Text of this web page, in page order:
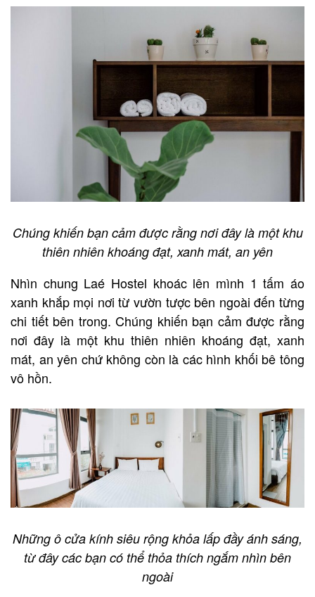
Chúng khiến bạn cảm được rằng nơi đây là một khu
thiên nhiên khoáng đạt, xanh mát, an yên
Nhìn chung Laé Hostel khoác lên mình 1 tấm áo
xanh khắp mọi nơi từ vườn tược bên ngoài đến từng
chi tiết bên trong. Chúng khiến bạn cảm được rằng
nơi đây là một khu thiên nhiên khoáng đạt, xanh
mát, an yên chứ không còn là các hình khối bê tông
vô hồn.
Những ô cửa kính siêu rộng khỏa lấp đầy ánh sáng,
từ đây các bạn có thể thỏa thích ngắm nhìn bên
ngoài